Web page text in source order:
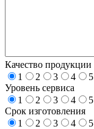
Качество продукции
1
2 3 4
5
Уровень сервиса
1
2 3 4
5
Срок изготовления
1
2 3 4
5